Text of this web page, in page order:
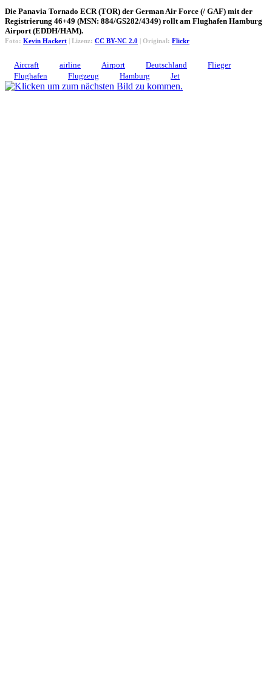
Die Panavia Tornado ECR (TOR) der German Air Force (/ GAF) mit der
Registrierung 46+49 (MSN: 884/GS282/4349) rollt am Flughafen Hamburg
Airport (EDDH/HAM).
Foto: Kevin Hackert | Lizenz: CC BY-NC 2.0 | Original: Flickr
Aircraft airline Airport Deutschland
Flieger
Flughafen
Flugzeug Hamburg Jet